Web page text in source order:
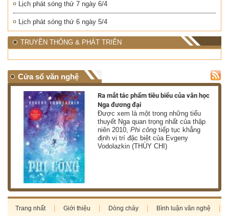
Lịch phát sóng thứ 7 ngày 6/4
Lịch phát sóng thứ 6 ngày 5/4
TRUYỀN THÔNG & PHÁT TRIỂN
Cửa sổ văn nghệ
Ra mắt tác phẩm tiêu biểu của văn học
Nga đương đại
Được xem là một trong những tiểu
thuyết Nga quan trọng nhất của thập
niên 2010,Phi công tiếp tục khẳng
định vị trí đặc biệt của Evgeny
Vodolazkin (THÙY CHI)
Trang nhất Giới thiệu Dòng chảy Bình luận văn nghệ